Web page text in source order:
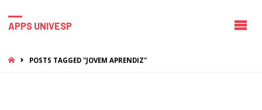
APPS UNIVESP
HOMEPOSTS TAGGED "JOVEM APRENDIZ"